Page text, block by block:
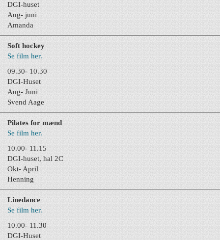
DGI-huset
Aug- juni
Amanda
Soft hockey
Se film her.
09.30- 10.30
DGI-Huset
Aug- Juni
Svend Aage
Pilates for mænd
Se film her.
10.00- 11.15
DGI-huset, hal 2C
Okt- April
Henning
Linedance
Se film her.
10.00- 11.30
DGI-Huset